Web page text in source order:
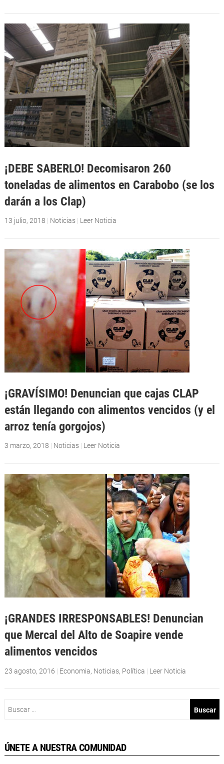
¡DEBE SABERLO! Decomisaron 260
toneladas de alimentos en Carabobo (se los
darán a los Clap)
13 julio, 2018 | Noticias | Leer Noticia
¡GRAVÍSIMO! Denuncian que cajas CLAP
están llegando con alimentos vencidos (y el
arroz tenía gorgojos)
3 marzo, 2018 | Noticias | Leer Noticia
¡GRANDES IRRESPONSABLES! Denuncian
que Mercal del Alto de Soapire vende
alimentos vencidos
23 agosto, 2016 | Economia, Noticias, Política | Leer Noticia
ÚNETE A NUESTRA COMUNIDAD